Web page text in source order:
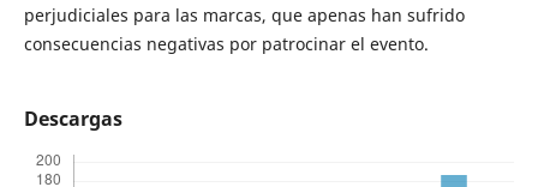
perjudiciales para las marcas, que apenas han sufrido
consecuencias negativas por patrocinar el evento.
Descargas